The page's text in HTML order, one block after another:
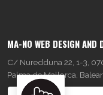
MA-NO WEB DESIGN AND
C/ Nuredduna 22, 1-3,
Palma de Mallorca,